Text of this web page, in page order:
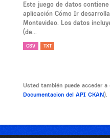
Este juego de datos
aplicación Cómo Ir
Montevideo. Los datos
(de...
CSV TXT
Usted también puede acceder
Documentacion del API CKAN).